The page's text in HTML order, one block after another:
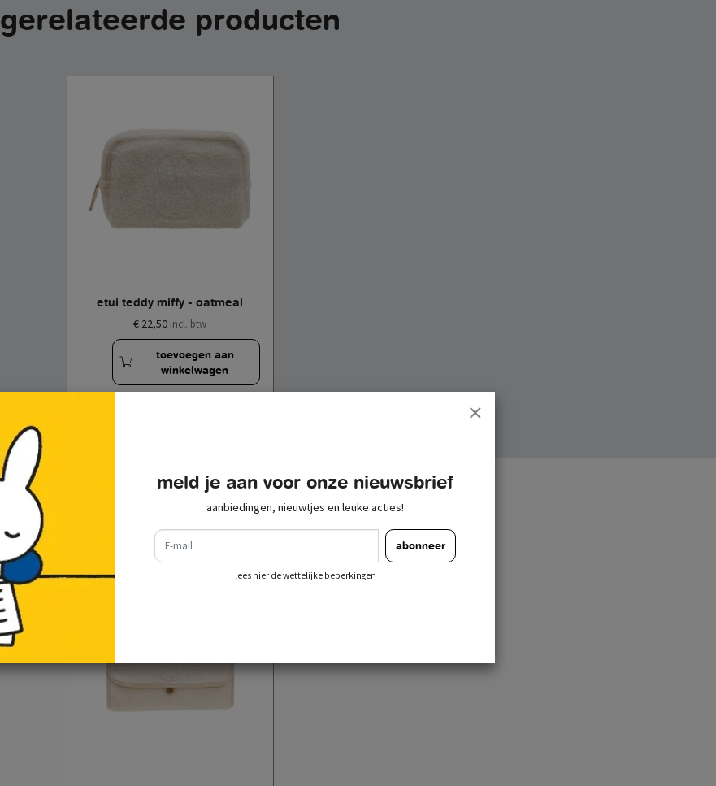
gerelateerde producten
etui teddy miffy - oatmeal
€ 22,50 incl. btw
toevoegen aan
winkelwagen
recent bekeken
meld je aan voor onze nieuwsbrief
aanbiedingen, nieuwtjes en leuke acties!
e-mail
abonneer
lees hier de wettelijke beperkingen